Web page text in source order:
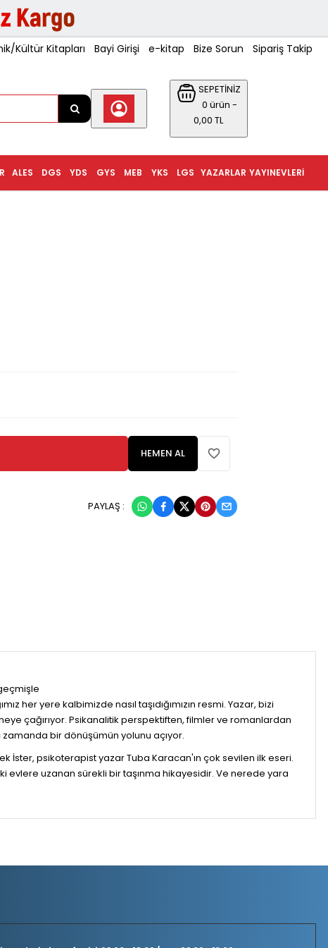
Kültür Kitapları Bayi Girişi e-kitap Bize Sorun Sipariş Takip
SEPETİNİZ
0 ürün -
0,00 TL
YAYINEVLERI
YAZARLAR
LGS
YKS
MEB
GYS
YDS
DGS
ALES
HEMEN AL
PAYLAŞ :
her yere kalbimizde nasıl taşıdığımızın resmi. Yazar, bizi
çağırıyor. Psikanalitik perspektiften, filmler ve romanlardan
bir dönüşümün yolunu açıyor.
İster, psikoterapist yazar Tuba Karacan'ın çok sevilen ilk eseri.
evlere uzanan sürekli bir taşınma hikayesidir. Ve nerede yara